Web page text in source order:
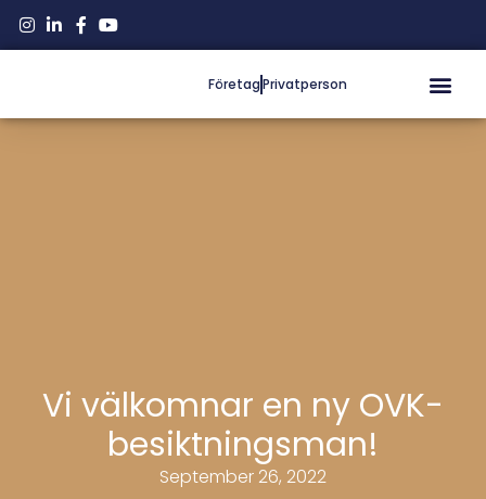
FöretagPrivatperson
Vi välkomnar en ny OVK-
besiktningsman!
September 26, 2022